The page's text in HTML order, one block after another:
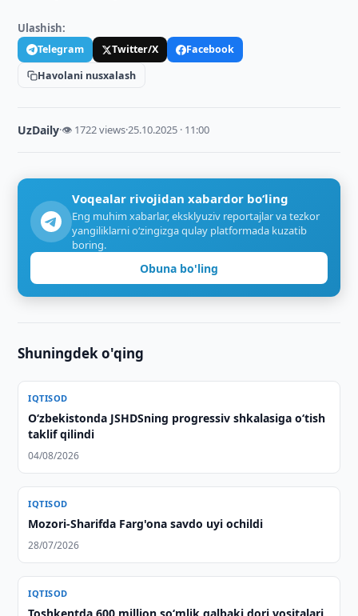
Ulashish:
Telegram Twitter/X
Facebook
Havolani nusxalash
UzDaily·👁 1722 views·25.10.2025 · 11:00
Voqealar rivojidan xabardor bo‘ling
Eng muhim xabarlar, eksklyuziv reportajlar va tezkor
yangiliklarni o‘zingizga qulay platformada kuzatib
boring.
Obuna bo'ling
Shuningdek o'qing
IQTISOD
O‘zbekistonda JSHDSning progressiv shkalasiga o‘tish
taklif qilindi
04/08/2026
IQTISOD
Mozori-Sharifda Farg'ona savdo uyi ochildi
28/07/2026
IQTISOD